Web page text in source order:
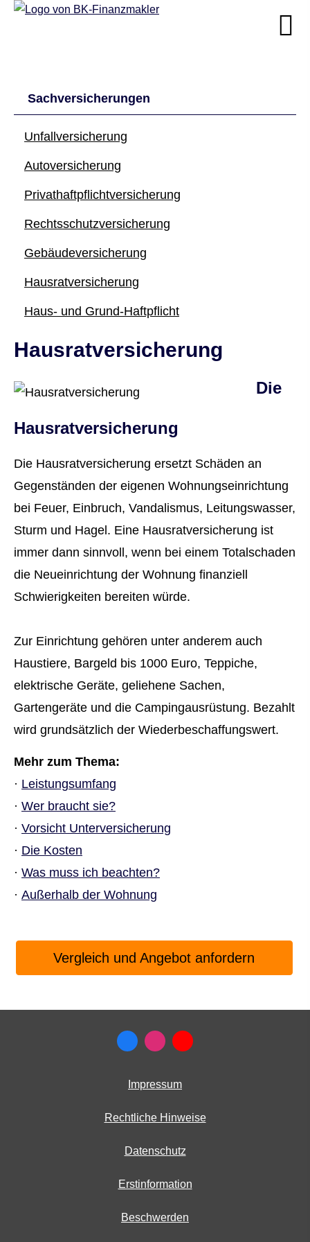
Sachversicherungen
Unfall­ver­si­che­rung
Auto­ver­si­che­rung
Privathaftpflichtversicherung
Rechts­schutz­ver­si­che­rung
Ge­bäude­ver­si­che­rung
Haus­rat­ver­si­che­rung
Haus- und Grund-Haft­pflicht
Haus­rat­ver­si­che­rung
Die
Haus­rat­ver­si­che­rung
Die Haus­rat­ver­si­che­rung ersetzt Schäden an
Gegenständen der eigenen Wohnungseinrichtung
bei Feuer, Einbruch, Vandalismus, Leitungswasser,
Sturm und Hagel. Eine Haus­rat­ver­si­che­rung ist
immer dann sinnvoll, wenn bei einem Totalschaden
die Neueinrichtung der Wohnung finanziell
Schwierigkeiten bereiten würde.
Zur Einrichtung gehören unter anderem auch
Haustiere, Bargeld bis 1000 Euro, Teppiche,
elektrische Geräte, geliehene Sachen,
Gartengeräte und die Campingausrüstung. Bezahlt
wird grundsätzlich der Wiederbeschaffungswert.
Mehr zum Thema:
· Leistungsumfang
· Wer braucht sie?
· Vorsicht Unterversicherung
· Die Kosten
· Was muss ich beachten?
· Außerhalb der Wohnung
Vergleich und An­ge­bot an­for­dern
Impressum
Rechtliche Hinweise
Datenschutz
Erstinformation
Beschwerden